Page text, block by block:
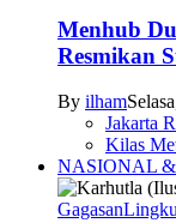
Menhub
Resmikan
By ilham
Jakarta
Kilas
NASIONAL
Gagasan